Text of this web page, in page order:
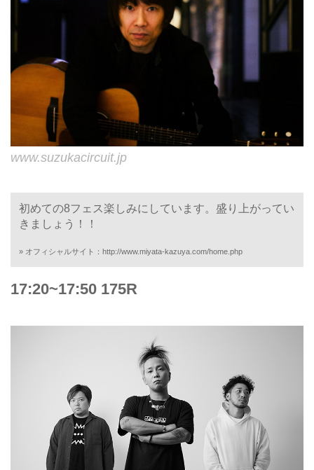
www.suzukacircuit.jp
初めての8フェス楽しみにしています。盛り上がってい
きましょう！！
» オフィシャルサイト： http://www.miyata-kazuya.com/home.php
17:20~17:50 175R